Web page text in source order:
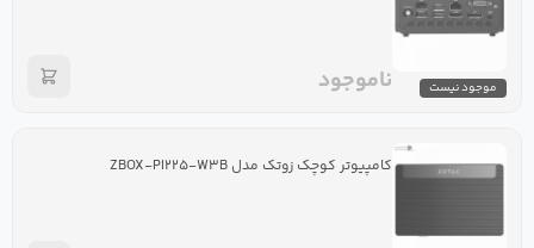
موجود نیست ناموجود
کامپیوتر کوچک زوتک مدل ZBOX-PI۲۲۵-W۳B